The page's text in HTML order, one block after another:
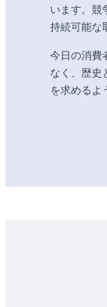
います。競
持続可能な
今日の消費
なく、歴史
を求めるよ